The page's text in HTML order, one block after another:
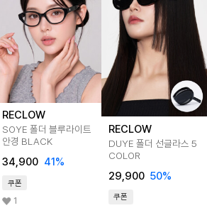
RECLOW
SOYE 폴더 블루라이트
안경 BLACK
34,900 41 %
쿠폰
1
RECLOW
DUYE 폴더 선글라스 5
COLOR
29,900 50%
쿠폰